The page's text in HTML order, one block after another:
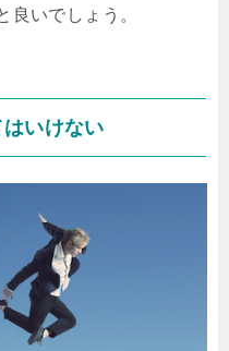
良いでしょう。
いけない